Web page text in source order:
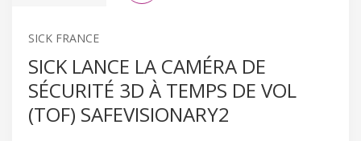
SICK FRANCE
SICK LANCE LA CAMÉRA DE
SÉCURITÉ 3D À TEMPS DE VOL
(TOF) SAFEVISIONARY2